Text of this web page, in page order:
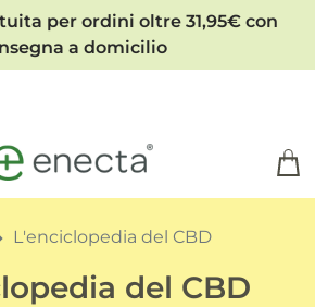
per ordini oltre 31,95€ con
a domicilio
L'enciclopedia del CBD
del CBD